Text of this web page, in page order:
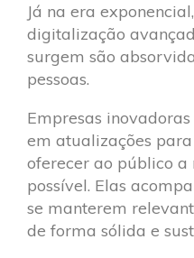
Já na era
digitalização
surgem são
pessoas.
Empresas
em atualizações
oferecer ao público
possível. Elas
se manterem
de forma sólida e